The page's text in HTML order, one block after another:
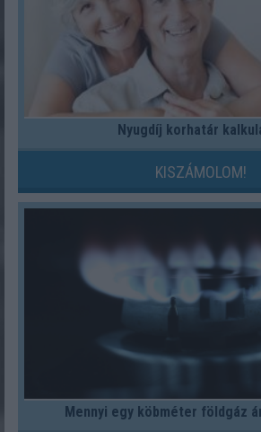
Nyugdíj korhatár
KISZÁMOLOM!
Mennyi egy köbméter földgáz